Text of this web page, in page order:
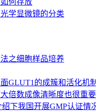
何存放
学显微镜的分类
之细胞样品培养
GLUT1的成簇和活化机
倍数成像清晰度也很重要
下我国开展GMP认证情